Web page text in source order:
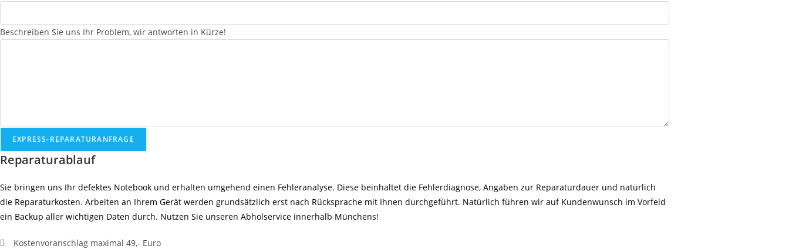
Beschreiben Sie uns Ihr Problem, wir antworten in Kürze!
EXPRESS-REPARATURANFRAGE
Reparaturablauf
Sie bringen uns Ihr defektes Notebook und erhalten umgehend einen Fehleranalyse. Diese beinhaltet die Fehlerdiagnose, Angaben zur Reparaturdauer und natürlich
die Reparaturkosten. Arbeiten an Ihrem Gerät werden grundsätzlich erst nach Rücksprache mit Ihnen durchgeführt. Natürlich führen wir auf Kundenwunsch im Vorfeld
ein Backup aller wichtigen Daten durch. Nutzen Sie unseren Abholservice innerhalb Münchens!
Kostenvoranschlag maximal 49,- Euro